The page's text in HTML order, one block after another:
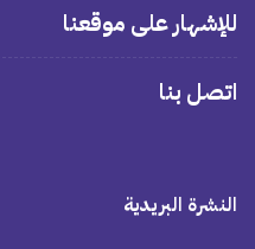
للإشهار على موقعنا
اتصل بنا
النشرة البريدية